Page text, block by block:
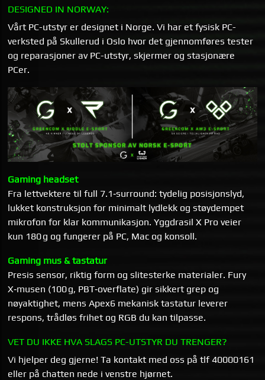
DESIGNED IN NORWAY:
Vårt PC-utstyr er designet i Norge. Vi har et fysisk PC-
verksted på Skullerud i Oslo hvor det gjennomføres tester
og reparasjoner av PC-utstyr, skjermer og stasjonære
PCer.
Gaming headset
Fra lettvektere til full 7.1‑surround: tydelig posisjonslyd,
lukket konstruksjon for minimalt lydlekk og støydempet
mikrofon for klar kommunikasjon. Yggdrasil X Pro veier
kun 180 g og fungerer på PC, Mac og konsoll.
Gaming mus & tastatur
Presis sensor, riktig form og slitesterke materialer. Fury
X‑musen (100 g, PBT‑overflate) gir sikkert grep og
nøyaktighet, mens Apex6 mekanisk tastatur leverer
respons, trådløs frihet og RGB du kan tilpasse.
VET DU IKKE HVA SLAGS PC-UTSTYR DU TRENGER?
Vi hjelper deg gjerne! Ta kontakt med oss på tlf 40000161
eller på chatten nede i venstre hjørnet.